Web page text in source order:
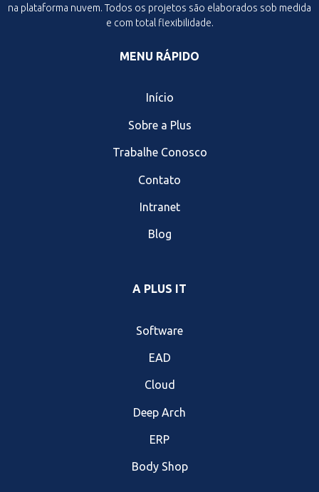
na plataforma nuvem. Todos os projetos são elaborados sob medida
e com total flexibilidade.
MENU RÁPIDO
Início
Sobre a Plus
Trabalhe Conosco
Contato
Intranet
Blog
A PLUS IT
Software
EAD
Cloud
Deep Arch
ERP
Body Shop